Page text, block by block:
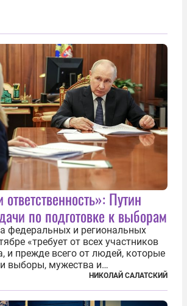
Путин
по подготовке к выборам
федеральных и региональных
«требует от всех участников
и прежде всего от людей, которые
выборы, мужества и
отношения к формированию
президент Владимир Путин
5 августа в Кремле...
НИКОЛАЙ САЛАТСКИЙ